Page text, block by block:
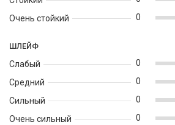
мягким, слегка миндально-пудровым
шипровыми и бальзамическими
глубокий и очень элегантный.
Очень стойкий
0
ШЛЕЙФ
Слабый
Средний
Сильный
Очень сильный
0
0
0
0